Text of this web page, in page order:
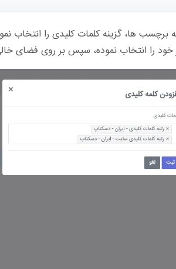
ها، گزینه کلمات کلیدی را انتخاب
را انتخاب نموده، سپس بر روی فضای